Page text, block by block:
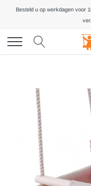
inhoud
Besteld u op werkdagen voor